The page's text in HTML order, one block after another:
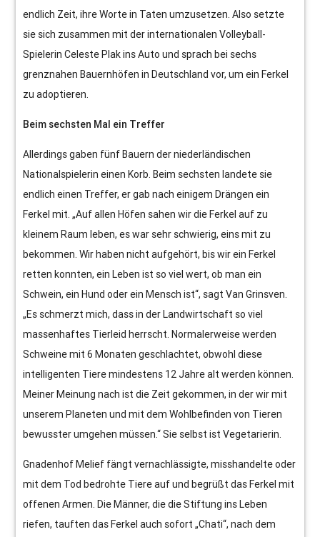
endlich Zeit, ihre Worte in Taten umzusetzen. Also setzte
sie sich zusammen mit der internationalen Volleyball-
Spielerin Celeste Plak ins Auto und sprach bei sechs
grenznahen Bauernhöfen in Deutschland vor, um ein Ferkel
zu adoptieren.
Beim sechsten Mal ein Treffer
Allerdings gaben fünf Bauern der niederländischen
Nationalspielerin einen Korb. Beim sechsten landete sie
endlich einen Treffer, er gab nach einigem Drängen ein
Ferkel mit. „Auf allen Höfen sahen wir die Ferkel auf zu
kleinem Raum leben, es war sehr schwierig, eins mit zu
bekommen. Wir haben nicht aufgehört, bis wir ein Ferkel
retten konnten, ein Leben ist so viel wert, ob man ein
Schwein, ein Hund oder ein Mensch ist“, sagt Van Grinsven.
„Es schmerzt mich, dass in der Landwirtschaft so viel
massenhaftes Tierleid herrscht. Normalerweise werden
Schweine mit 6 Monaten geschlachtet, obwohl diese
intelligenten Tiere mindestens 12 Jahre alt werden können.
Meiner Meinung nach ist die Zeit gekommen, in der wir mit
unserem Planeten und mit dem Wohlbefinden von Tieren
bewusster umgehen müssen.“ Sie selbst ist Vegetarierin.
Gnadenhof Melief fängt vernachlässigte, misshandelte oder
mit dem Tod bedrohte Tiere auf und begrüßt das Ferkel mit
offenen Armen. Die Männer, die die Stiftung ins Leben
riefen, tauften das Ferkel auch sofort „Chati“, nach dem